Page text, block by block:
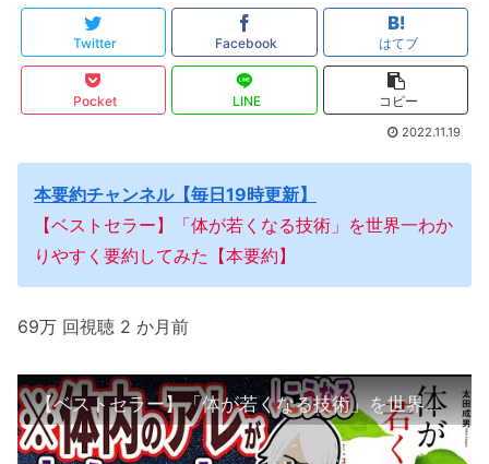
Twitter Facebook はてブ
Pocket LINE コピー
2022.11.19
本要約チャンネル【毎日19時更新】
【ベストセラー】「体が若くなる技術」を世界一わか
りやすく要約してみた【本要約】
69万 回視聴 2 か月前
【ベストセラー】「体が若くなる技術」を世界一わかりやすく要約してみた【本要約】